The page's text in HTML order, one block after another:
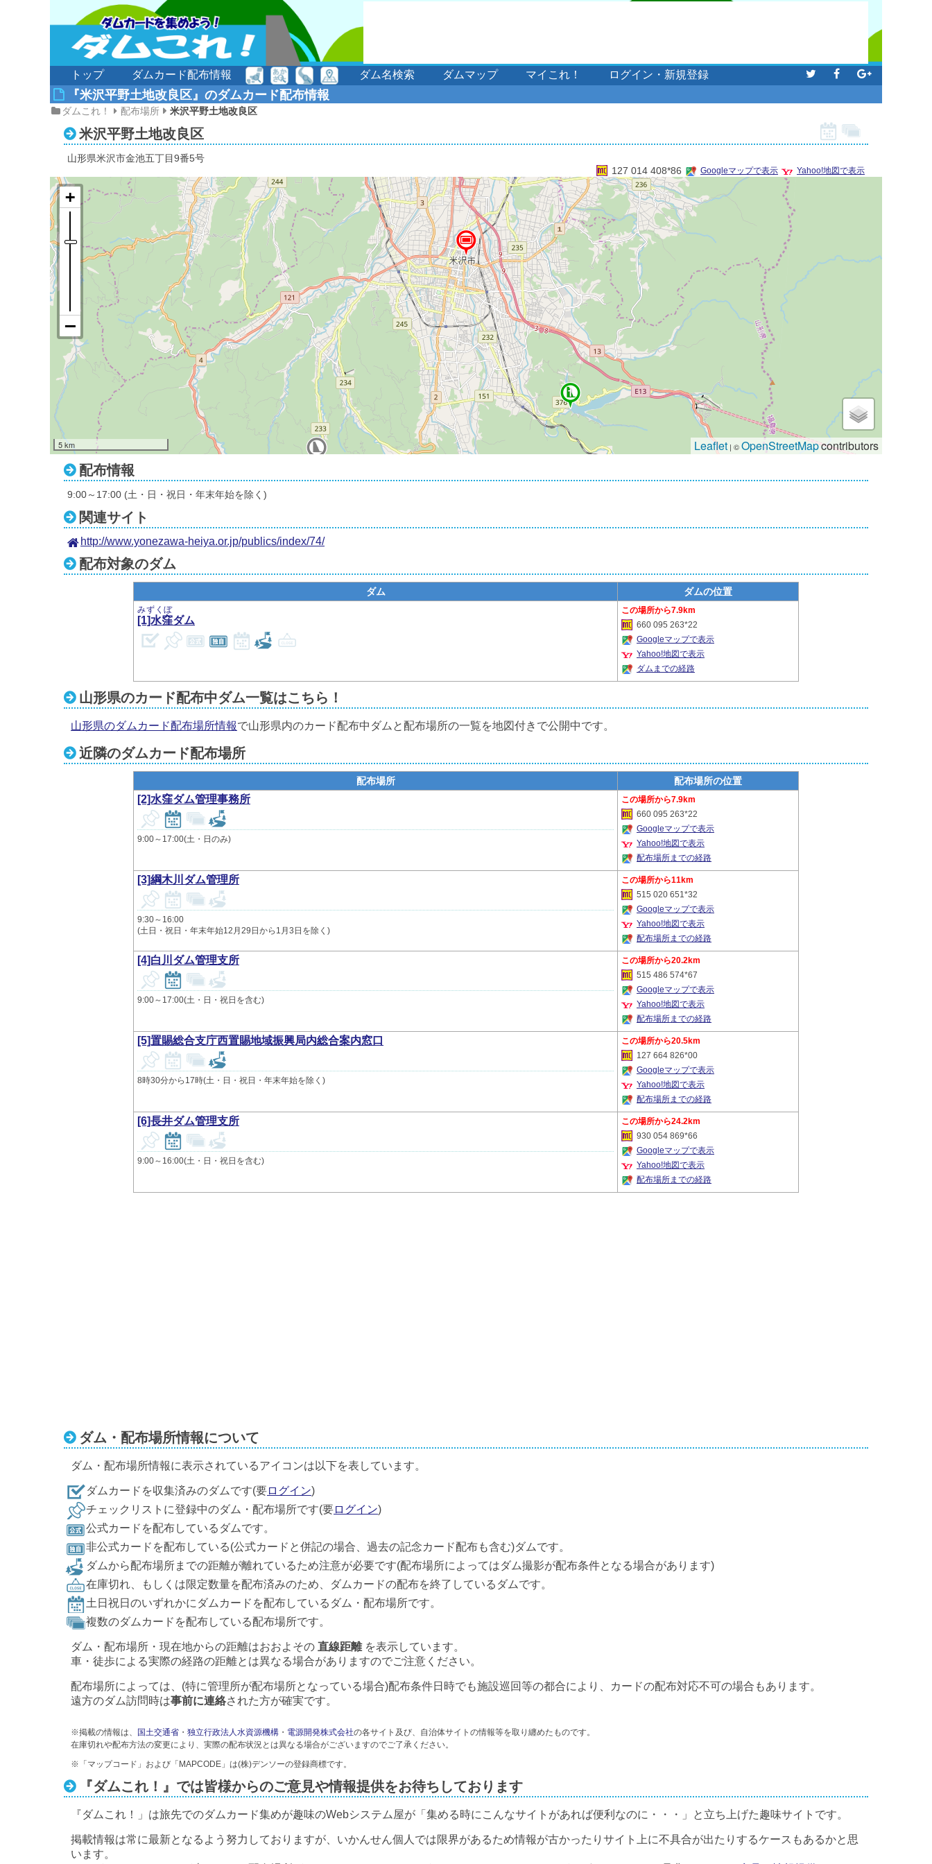
トップ ダムカード配布情報 ダム名検索 ダムマップ マイこれ！ ログイン・新規登録
『米沢平野土地改良区』のダムカード配布情報
ダムこれ！ 配布場所 米沢平野土地改良区
米沢平野土地改良区
山形県米沢市金池五丁目9番5号
Yahoo!地図で表示
Googleマップで表示
127 014 408*86
4
3
2
1
5 km Leaflet | ©OpenStreetMapcontributors
配布情報
9:00～17:00 (土・日・祝日・年末年始を除く)
関連サイト
http://www.yonezawa-heiya.or.jp/publics/index/74/
配布対象のダム
ダム ダムの位置
[1]水窪
みずくぼ
ダム
7.9km
660 095 263*22
Googleマップで表示
Yahoo!地図で表示
ダムまでの経路
山形県のカード配布中ダム一覧はこちら！
山形県のダムカード配布場所情報で山形県内のカード配布中ダムと配布場所の一覧を地図付きで公開中です。
近隣のダムカード配布場所
配布場所 配布場所の位置
[2]水窪ダム管理事務所
9:00～17:00(土・日のみ)
7.9km
660 095 263*22
Googleマップで表示
Yahoo!地図で表示
配布場所までの経路
[3]綱木川ダム管理所
9:30～16:00
(土日・祝日・年末年始12月29日から1月3日を除く)
11km
515 020 651*32
Googleマップで表示
Yahoo!地図で表示
配布場所までの経路
[4]白川ダム管理支所
9:00～17:00(土・日・祝日を含む)
20.2km
515 486 574*67
Googleマップで表示
Yahoo!地図で表示
配布場所までの経路
[5]置賜総合支庁西置賜地域振興局内総合案内窓口
8時30分から17時(土・日・祝日・年末年始を除く)
20.5km
127 664 826*00
Googleマップで表示
Yahoo!地図で表示
配布場所までの経路
[6]長井ダム管理支所
9:00～16:00(土・日・祝日を含む)
24.2km
930 054 869*66
Googleマップで表示
Yahoo!地図で表示
配布場所までの経路
ダム・配布場所情報について
ダム・配布場所情報に表示されているアイコンは以下を表しています。
ダムカードを収集済みのダムです(要ログイン)
チェックリストに登録中のダム・配布場所です(要ログイン)
公式カードを配布しているダムです。
非公式カードを配布している(公式カードと併記の場合、過去の記念カード配布も含む)ダムです。
ダムから配布場所までの距離が離れているため注意が必要です(配布場所によってはダム撮影が配布条件となる場合があります)
在庫切れ、もしくは限定数量を配布済みのため、ダムカードの配布を終了しているダムです。
土日祝日のいずれかにダムカードを配布しているダム・配布場所です。
複数のダムカードを配布している配布場所です。
ダム・配布場所・現在地からの距離はおおよその 直線距離を表示しています。
車・徒歩による実際の経路の距離とは異なる場合がありますのでご注意ください。
配布場所によっては、(特に管理所が配布場所となっている場合)配布条件日時でも施設巡回等の都合により、カードの配布対応不可の場合もあります。
遠方のダム訪問時は事前に連絡された方が確実です。
※掲載の情報は、 国土交通省 ・ 独立行政法人水資源機構 ・ 電源開発株式会社の各サイト及び、自治体サイトの情報等を取り纏めたものです。
在庫切れや配布方法の変更により、実際の配布状況とは異なる場合がございますのでご了承ください。
※「マップコード」および「MAPCODE」は(株)デンソーの登録商標です。
『ダムこれ！』では皆様からのご意見や情報提供をお待ちしております
『ダムこれ！」は旅先でのダムカード集めが趣味のWebシステム屋が「集める時にこんなサイトがあれば便利なのに・・・」と立ち上げた趣味サイトです。
掲載情報は常に最新となるよう努力しておりますが、いかんせん個人では限界があるため情報が古かったりサイト上に不具合が出たりするケースもあるかと思
います。